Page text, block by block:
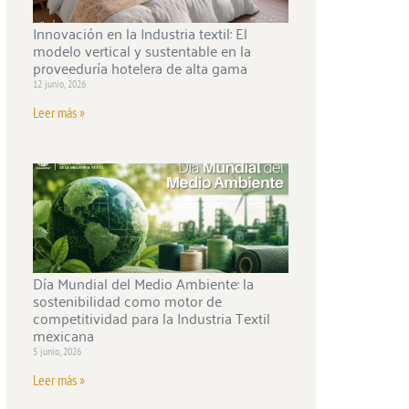
Innovación en la Industria textil: El
modelo vertical y sustentable en la
proveeduría hotelera de alta gama
12 junio, 2026
Leer más »
Día Mundial del Medio Ambiente: la
sostenibilidad como motor de
competitividad para la Industria Textil
mexicana
5 junio, 2026
Leer más »